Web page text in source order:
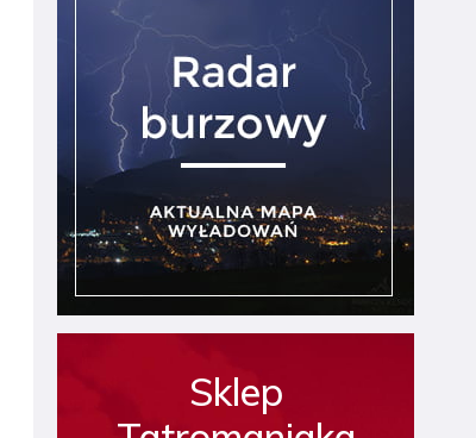
Sklep